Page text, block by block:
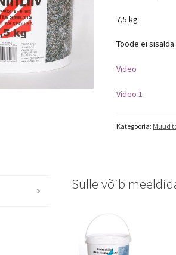
7,5 kg
Toode ei
Video
Video 1
Kategooria: Muud
Sulle võib